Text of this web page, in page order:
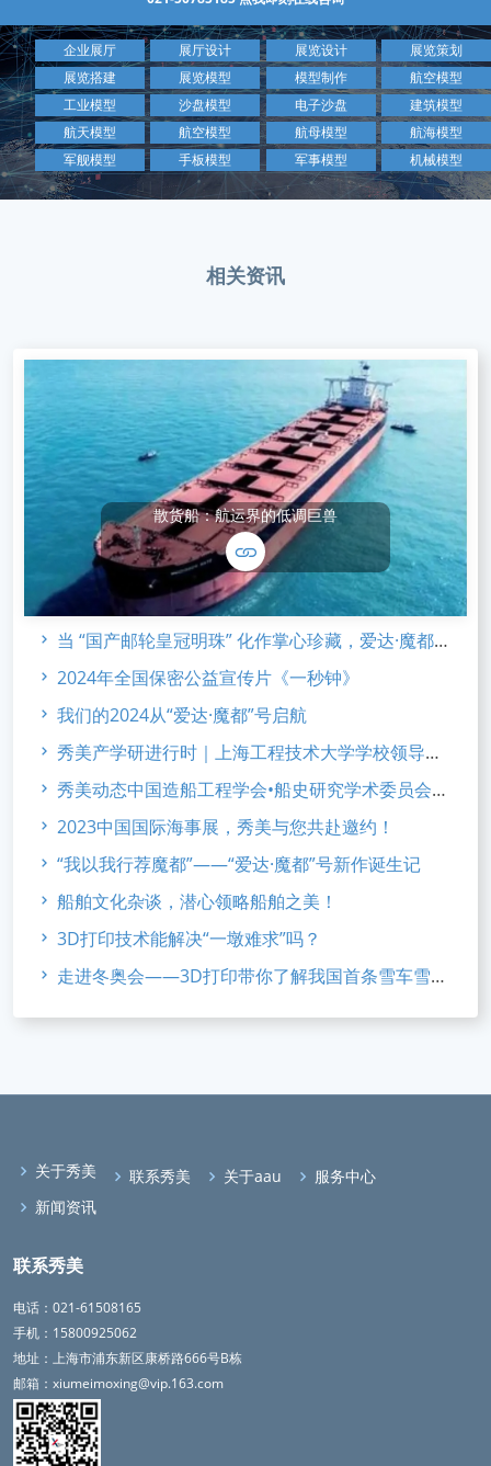
企业展厅 展厅设计 展览设计
展览策划
展览搭建
展览模型 模型制作
航空模型
工业模型
沙盘模型 电子沙盘
建筑模型
航天模型
航空模型 航母模型
航海模型
军舰模型
手板模型 军事模型 机械模型
相关资讯
散货船：航运界的低调巨兽
当 “国产邮轮皇冠明珠” 化作掌心珍藏，爱达·魔都 合金系列 新品发布
2024年全国保密公益宣传片《一秒钟》
我们的2024从“爱达·魔都”号启航
秀美产学研进行时｜上海工程技术大学学校领导访企考察
秀美动态中国造船工程学会•船史研究学术委员会2023年会
2023中国国际海事展，秀美与您共赴邀约！
“我以我行荐魔都”——“爱达·魔都”号新作诞生记
船舶文化杂谈，潜心领略船舶之美！
3D打印技术能解决“一墩难求”吗？
走进冬奥会——3D打印带你了解我国首条雪车雪橇赛道
关于秀美 联系秀美 关于aau
服务中心
新闻资讯
联系秀美
电话：021-61508165
手机：15800925062
地址：上海市浦东新区康桥路666号B栋
邮箱：xiumeimoxing@vip.163.com